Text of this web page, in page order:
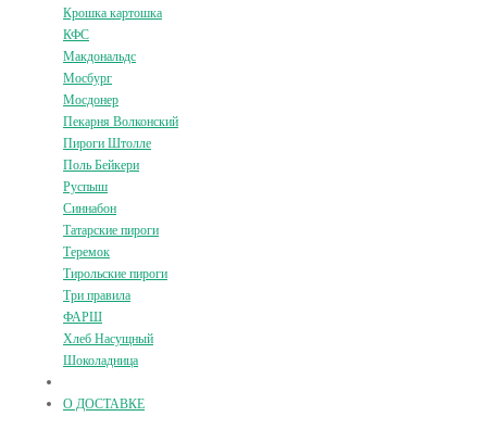
Крошка картошка
КФС
Макдональдс
Мосбург
Мосдонер
Пекарня Волконский
Пироги Штолле
Поль Бейкери
Руспыш
Синнабон
Татарские пироги
Теремок
Тирольские пироги
Три правила
ФАРШ
Хлеб Насущный
Шоколадница
О ДОСТАВКЕ